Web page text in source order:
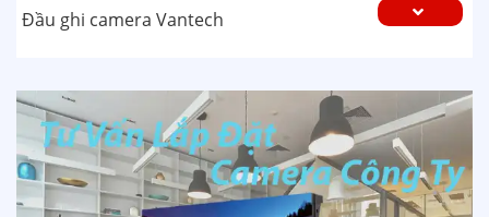
Đầu ghi camera Vantech